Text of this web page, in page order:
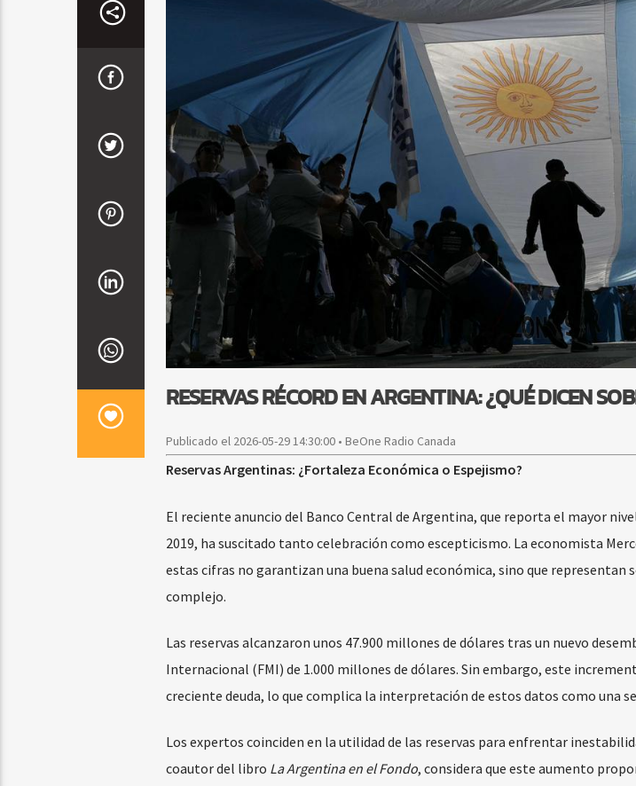
RESERVAS RÉCORD EN ARGENTINA: ¿QUÉ DICEN
Publicado el 2026-05-29 14:30:00 • BeOne Radio Canada
Reservas Argentinas: ¿Fortaleza Económica o Espejismo?
El reciente anuncio del Banco Central de Argentina, que reporta el mayor
2019, ha suscitado tanto celebración como escepticismo. La economista
estas cifras no garantizan una buena salud económica, sino que representan
complejo.
Las reservas alcanzaron unos 47.900 millones de dólares tras un nuevo
Internacional (FMI) de 1.000 millones de dólares. Sin embargo, este
creciente deuda, lo que complica la interpretación de estos datos como una
Los expertos coinciden en la utilidad de las reservas para enfrentar
coautor del libro La Argentina en el Fondo, considera que este aumento